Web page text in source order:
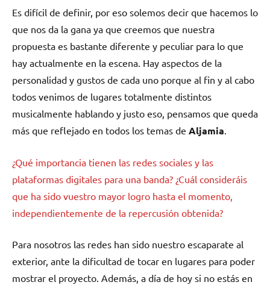
Es difícil de definir, por eso solemos decir que hacemos lo
que nos da la gana ya que creemos que nuestra
propuesta es bastante diferente y peculiar para lo que
hay actualmente en la escena. Hay aspectos de la
personalidad y gustos de cada uno porque al fin y al cabo
todos venimos de lugares totalmente distintos
musicalmente hablando y justo eso, pensamos que queda
más que reflejado en todos los temas de Aljamia.
¿Qué importancia tienen las redes sociales y las
plataformas digitales para una banda? ¿Cuál consideráis
que ha sido vuestro mayor logro hasta el momento,
independientemente de la repercusión obtenida?
Para nosotros las redes han sido nuestro escaparate al
exterior, ante la dificultad de tocar en lugares para poder
mostrar el proyecto. Además, a día de hoy si no estás en